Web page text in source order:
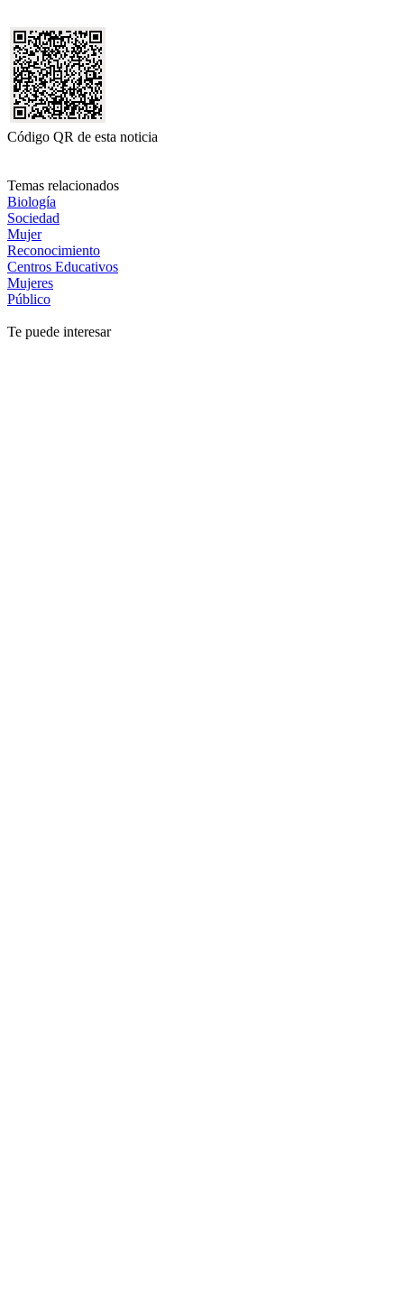
Código QR de esta noticia
Temas relacionados
Biología
Sociedad
Mujer
Reconocimiento
Centros Educativos
Mujeres
Público
Te puede interesar